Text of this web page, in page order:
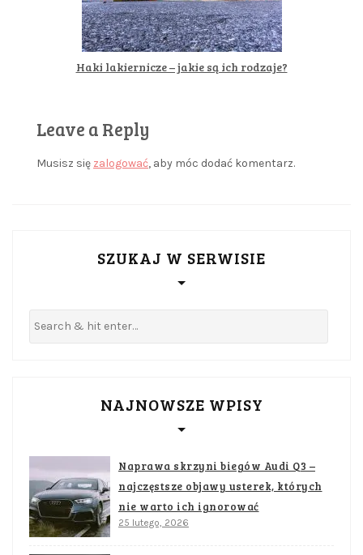
Haki lakiernicze – jakie są ich rodzaje?
Leave a Reply
Musisz się zalogować, aby móc dodać komentarz.
SZUKAJ W SERWISIE
NAJNOWSZE WPISY
Naprawa skrzyni biegów Audi Q3 –
najczęstsze objawy usterek, których
nie warto ich ignorować
25 lutego, 2026